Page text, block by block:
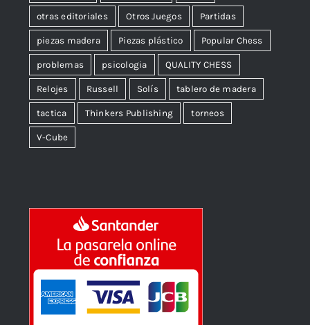
otras editoriales Otros Juegos Partidas
piezas madera Piezas plástico Popular Chess
problemas psicologia QUALITY CHESS
Relojes Russell Solís tablero de madera
tactica Thinkers Publishing torneos
V-Cube